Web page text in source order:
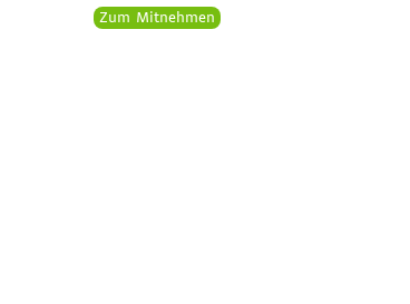
Zum Mitnehmen